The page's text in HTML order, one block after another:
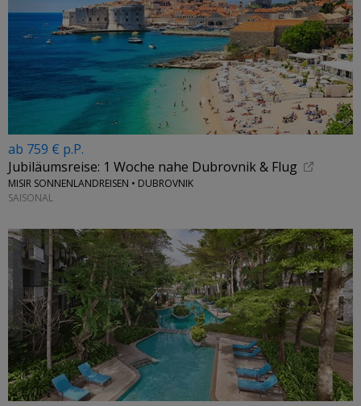
ab 759 € p.P.
Jubiläumsreise: 1 Woche nahe Dubrovnik & Flug
MISIR SONNENLANDREISEN • DUBROVNIK
SAISONAL